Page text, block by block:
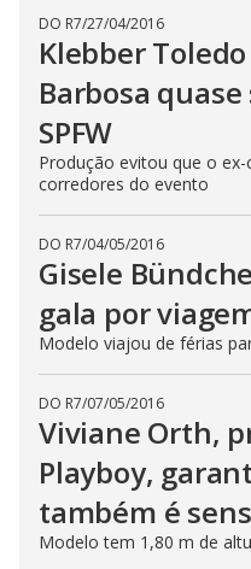
DO R7/27/04/2016
Klebber
Barbosa
SPFW
Produção evitou que o
corredores do evento
DO R7/04/05/2016
Gisele
gala por
Modelo viajou de férias
DO R7/07/05/2016
Viviane Orth,
Playboy,
também é
Modelo tem 1,80 m de